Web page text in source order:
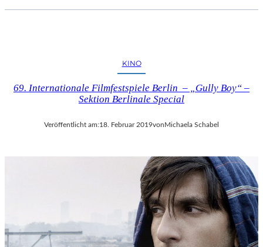
KINO
69. Internationale Filmfestspiele Berlin – „Gully Boy“ –
Sektion Berlinale Special
Veröffentlicht am:18. Februar 2019vonMichaela Schabel